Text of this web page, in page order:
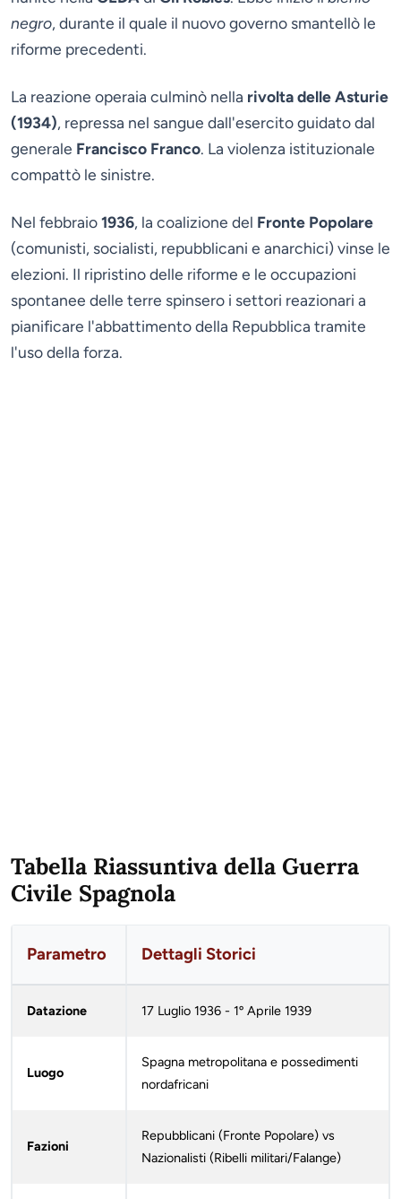
negro, durante il quale il nuovo governo smantellò le
riforme precedenti.
La reazione operaia culminò nella rivolta delle Asturie
(1934), repressa nel sangue dall'esercito guidato dal
generale Francisco Franco. La violenza istituzionale
compattò le sinistre.
Nel febbraio1936, la coalizione del Fronte Popolare
(comunisti, socialisti, repubblicani e anarchici) vinse le
elezioni. Il ripristino delle riforme e le occupazioni
spontanee delle terre spinsero i settori reazionari a
pianificare l'abbattimento della Repubblica tramite
l'uso della forza.
Tabella Riassuntiva della Guerra
Civile Spagnola
Parametro Dettagli Storici
Datazione 17 Luglio 1936 - 1º Aprile 1939
Luogo
Spagna metropolitana e possedimenti
nordafricani
Fazioni
Repubblicani (Fronte Popolare) vs
Nazionalisti (Ribelli militari/Falange)